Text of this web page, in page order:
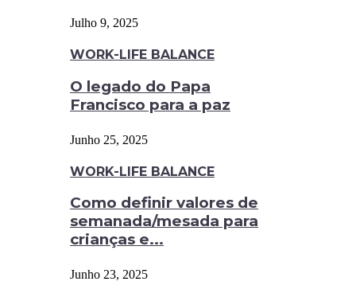
Julho 9, 2025
WORK-LIFE BALANCE
O legado do Papa
Francisco para a paz
Junho 25, 2025
WORK-LIFE BALANCE
Como definir valores de
semanada/mesada para
crianças e...
Junho 23, 2025